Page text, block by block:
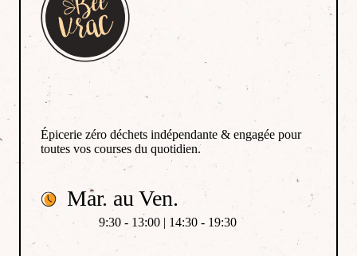
Épicerie zéro déchets indépendante & engagée pour
toutes vos courses du quotidien.
Mar. au Ven.
9:30 - 13:00 | 14:30 - 19:30